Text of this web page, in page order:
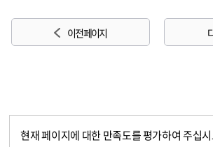
이전 페이지
현재 페이지에 대한 만족도를 평가하여 주십